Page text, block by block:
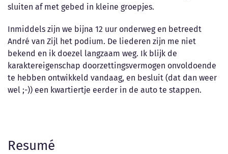
sluiten af met gebed in kleine groepjes.
Inmiddels zijn we bijna 12 uur onderweg en betreedt
André van Zijl het podium. De liederen zijn me niet
bekend en ik doezel langzaam weg. Ik blijk de
karaktereigenschap doorzettingsvermogen onvoldoende
te hebben ontwikkeld vandaag, en besluit (dat dan weer
wel ;-)) een kwartiertje eerder in de auto te stappen.
Resumé